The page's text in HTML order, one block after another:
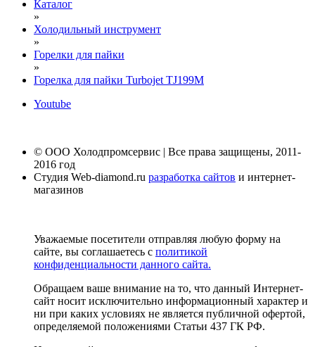
Каталог
»
Холодильный инструмент
»
Горелки для пайки
»
Горелка для пайки Turbojet TJ199M
Youtube
© ООО Холодпромсервис | Все права защищены, 2011-
2016 год
Студия Web-diamond.ru разработка сайтов и интернет-
магазинов
Уважаемые посетители отправляя любую форму на
сайте, вы соглашаетесь с политикой
конфиденциальности данного сайта.
Обращаем ваше внимание на то, что данный Интернет-
сайт носит исключительно информационный характер и
ни при каких условиях не является публичной офертой,
определяемой положениями Статьи 437 ГК РФ.